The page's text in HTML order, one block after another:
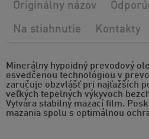
Minerálny hypoidný prevodový
osvedčenou technológiou v
zaručuje obzvlášť pri najťažších
veľkých tepelných výkyvoch
Vytvára stabilný mazací film.
mazania spolu s optimálnou
Originálny názov
Na stiahnutie Kontakty